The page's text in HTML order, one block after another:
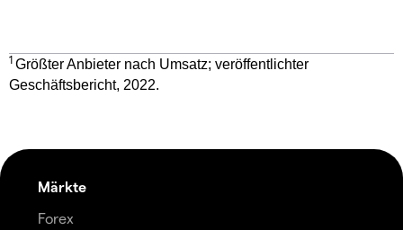
1 Größter Anbieter nach Umsatz; veröffentlichter
Geschäftsbericht, 2022.
Märkte
Forex